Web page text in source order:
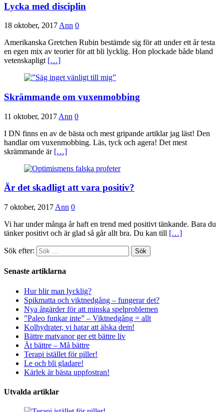
Lycka med disciplin
18 oktober, 2017 Ann 0
Amerikanska Gretchen Rubin bestämde sig för att under ett år testa
en egen mix av teorier för att bli lycklig. Hon plockade både bland
vetenskapligt […]
Skrämmande om vuxenmobbing
11 oktober, 2017 Ann 0
I DN finns en av de bästa och mest gripande artiklar jag läst! Den
handlar om vuxenmobbing. Läs, tyck och agera! Det mest
skrämmande är […]
Är det skadligt att vara positiv?
7 oktober, 2017 Ann 0
Vi har under många år haft en trend med positivt tänkande. Bara du
tänker positivt och är glad så går allt bra. Du kan till […]
Sök efter:
Senaste artiklarna
Hur blir man lycklig?
Spikmatta och viktnedgång – fungerar det?
Nya åtgärder för att minska spelproblemen
”Paleo funkar inte” – Viktnedgång = allt
Kolhydrater, vi hatar att älska dem!
Bättre matvanor ger ett bättre liv
Ät bättre – Må bättre
Terapi istället för piller!
Le och bli gladare!
Kärlek är bästa uppfostran!
Utvalda artiklar